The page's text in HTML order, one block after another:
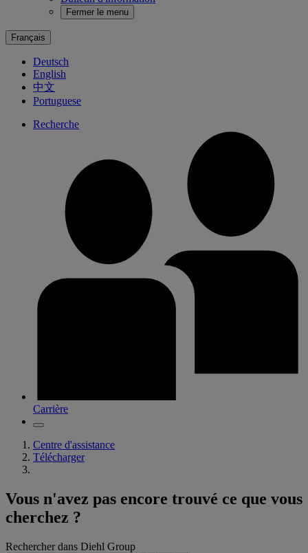
Fermer le menu
Français
Deutsch
English
中文
Portuguese
Recherche
Carrière
Centre d'assistance
Télécharger
Vous n'avez pas encore trouvé ce que vous
cherchez ?
Rechercher dans Diehl Group